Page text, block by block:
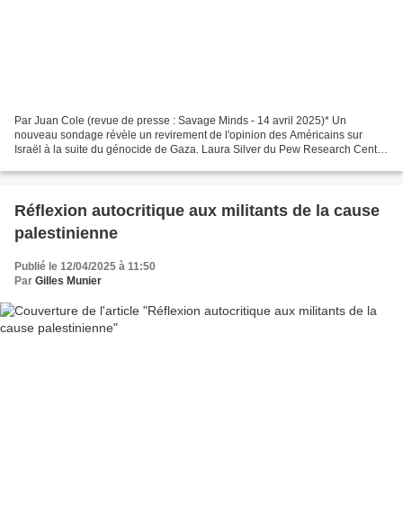
Par Juan Cole (revue de presse : Savage Minds - 14 avril 2025)* Un
nouveau sondage révèle un revirement de l'opinion des Américains sur
Israël à la suite du génocide de Gaza. Laura Silver du Pew Research Center
Réflexion autocritique aux militants de la cause
palestinienne
Publié le 12/04/2025 à 11:50
Par Gilles Munier